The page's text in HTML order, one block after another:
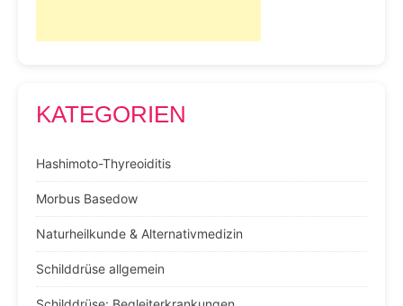
KATEGORIEN
Hashimoto-Thyreoiditis
Morbus Basedow
Naturheilkunde & Alternativmedizin
Schilddrüse allgemein